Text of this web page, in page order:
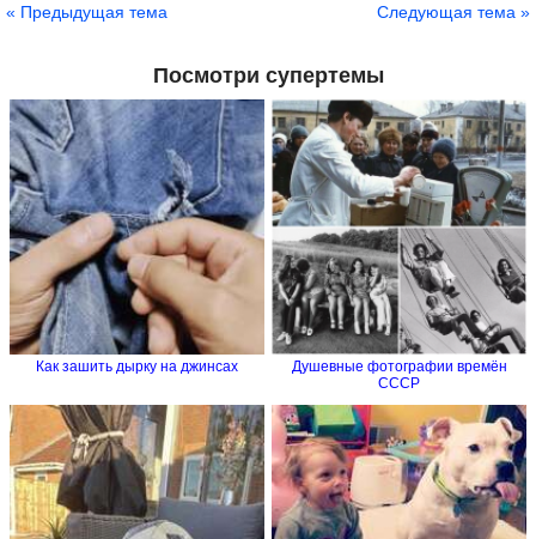
« Предыдущая тема Следующая тема »
Посмотри супертемы
Как зашить дырку на джинсах
Душевные фотографии времён
СССР